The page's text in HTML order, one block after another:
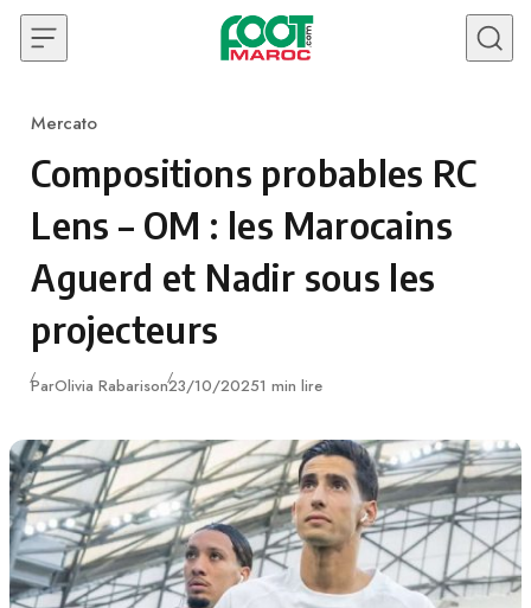
Skip to content
Category
Mercato
Compositions probables RC
Lens – OM : les Marocains
Aguerd et Nadir sous les
projecteurs
ParOlivia RabarisonPublié
23/10/20251 min lire